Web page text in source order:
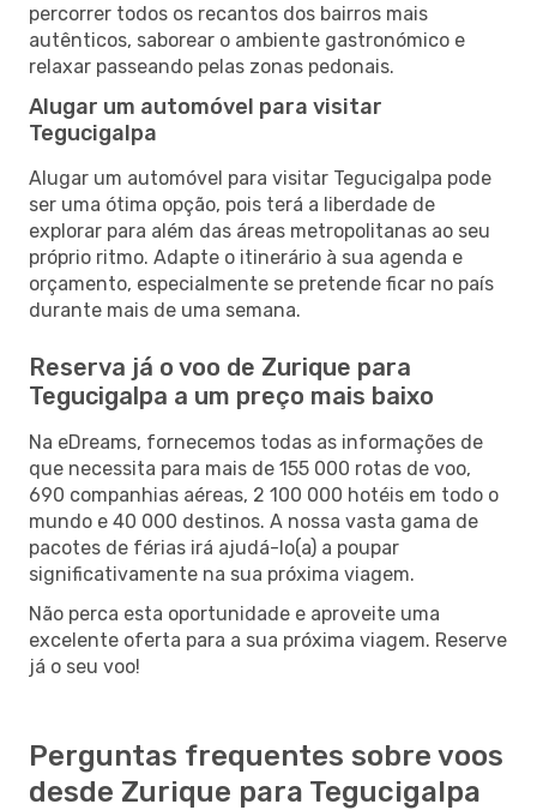
percorrer todos os recantos dos bairros mais
autênticos, saborear o ambiente gastronómico e
relaxar passeando pelas zonas pedonais.
Alugar um automóvel para visitar
Tegucigalpa
Alugar um automóvel para visitar Tegucigalpa pode
ser uma ótima opção, pois terá a liberdade de
explorar para além das áreas metropolitanas ao seu
próprio ritmo. Adapte o itinerário à sua agenda e
orçamento, especialmente se pretende ficar no país
durante mais de uma semana.
Reserva já o voo de Zurique para
Tegucigalpa a um preço mais baixo
Na eDreams, fornecemos todas as informações de
que necessita para mais de 155 000 rotas de voo,
690 companhias aéreas, 2 100 000 hotéis em todo o
mundo e 40 000 destinos. A nossa vasta gama de
pacotes de férias irá ajudá-lo(a) a poupar
significativamente na sua próxima viagem.
Não perca esta oportunidade e aproveite uma
excelente oferta para a sua próxima viagem. Reserve
já o seu voo!
Perguntas frequentes sobre voos
desde Zurique para Tegucigalpa